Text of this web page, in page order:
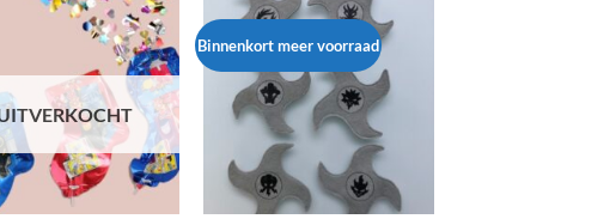
Binnenkort meer voorraad